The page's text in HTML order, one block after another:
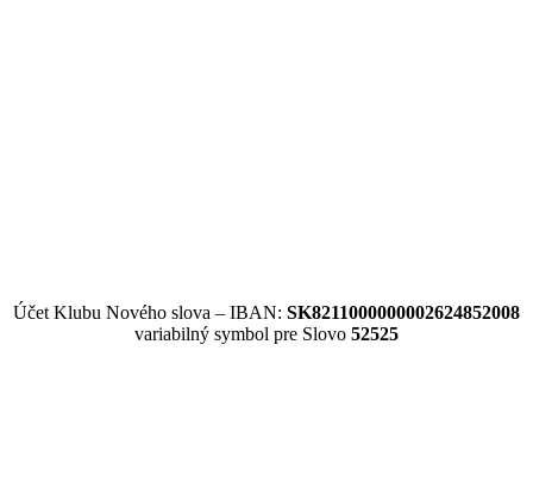
Účet Klubu Nového slova – IBAN: SK8211000000002624852008
variabilný symbol pre Slovo 52525